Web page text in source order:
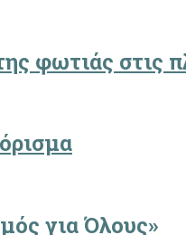
φωτιάς στις
για Όλους»